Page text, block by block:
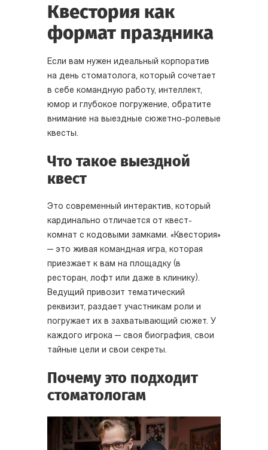
Квестория как
формат праздника
Если вам нужен идеальный корпоратив
на день стоматолога, который сочетает
в себе командную работу, интеллект,
юмор и глубокое погружение, обратите
внимание на выездные сюжетно-ролевые
квесты.
Что такое выездной
квест
Это современный интерактив, который
кардинально отличается от квест-
комнат с кодовыми замками. «Квестория»
— это живая командная игра, которая
приезжает к вам на площадку (в
ресторан, лофт или даже в клинику).
Ведущий привозит тематический
реквизит, раздает участникам роли и
погружает их в захватывающий сюжет. У
каждого игрока — своя биография, свои
тайные цели и свои секреты.
Почему это подходит
стоматологам